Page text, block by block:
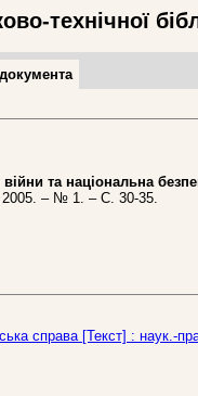
технічної
та національна
– № 1. – С. 30-35.
справа [Текст] : наук.-